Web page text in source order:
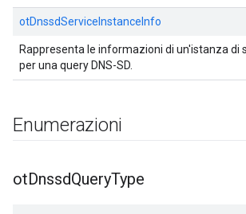
otDnssdServiceInstanceInfo
Rappresenta le informazioni di un'istanza di
per una query DNS-SD.
Enumerazioni
otDnssdQueryType